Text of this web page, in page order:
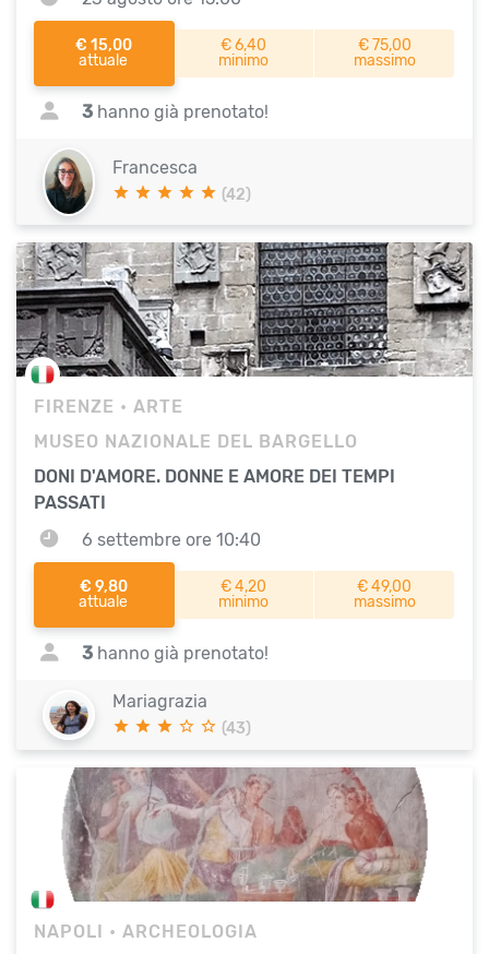
€ 15,00
attuale
€ 6,40
minimo
€ 75,00
massimo
3 hanno già prenotato!
Francesca
(42)
FIRENZE • ARTE
MUSEO NAZIONALE DEL BARGELLO
DONI D'AMORE. DONNE E AMORE DEI TEMPI
PASSATI
6 settembre ore 10:40
€ 9,80
attuale
€ 4,20
minimo
€ 49,00
massimo
3 hanno già prenotato!
Mariagrazia
(43)
NAPOLI • ARCHEOLOGIA